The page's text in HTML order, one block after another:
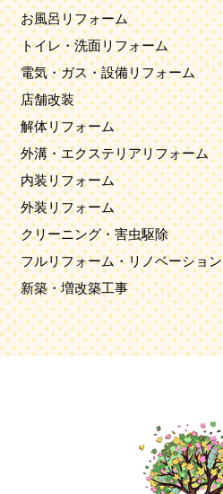
お風呂リフォーム
トイレ・洗面リフォーム
電気・ガス・設備リフォーム
店舗改装
解体リフォーム
外溝・エクステリアリフォーム
内装リフォーム
外装リフォーム
クリーニング・害虫駆除
フルリフォーム・リノベーション
新築・増改築工事